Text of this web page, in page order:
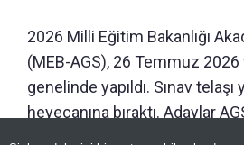
2026 Milli Eğitim Bakanlığı
(MEB-AGS), 26 Temmuz
genelinde yapıldı. Sınav
heyecanına bıraktı. Adaylar